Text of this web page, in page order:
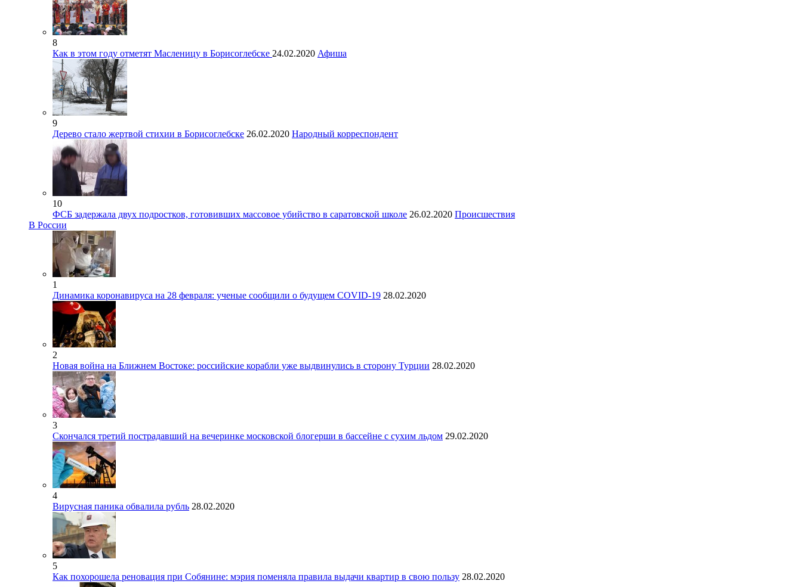
8
Как в этом году отметят Масленицу в Борисоглебске 24.02.2020 Афиша
9
Дерево стало жертвой стихии в Борисоглебске 26.02.2020 Народный корреспондент
10
ФСБ задержала двух подростков, готовивших массовое убийство в саратовской школе 26.02.2020 Происшествия
В России
1
Динамика коронавируса на 28 февраля: ученые сообщили о будущем COVID-19 28.02.2020
2
Новая война на Ближнем Востоке: российские корабли уже выдвинулись в сторону Турции 28.02.2020
3
Скончался третий пострадавший на вечеринке московской блогерши в бассейне с сухим льдом 29.02.2020
4
Вирусная паника обвалила рубль 28.02.2020
5
Как похорошела реновация при Собянине: мэрия поменяла правила выдачи квартир в свою пользу 28.02.2020